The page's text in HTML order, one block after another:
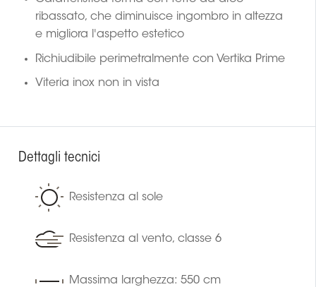
ribassato, che diminuisce ingombro in altezza
e migliora l'aspetto estetico
Richiudibile perimetralmente con Vertika Prime
Viteria inox non in vista
Dettagli tecnici
Resistenza al sole
Resistenza al vento, classe 6
Massima larghezza: 550 cm